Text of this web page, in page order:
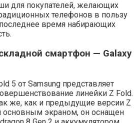
для покупателей, желающих
телефонов в пользу
время набирающих
смартфон — Galaxy
5 от Samsung представляет
линейки Z Fold.
же, как и предыдущие версии Z
экраном, он оснащен